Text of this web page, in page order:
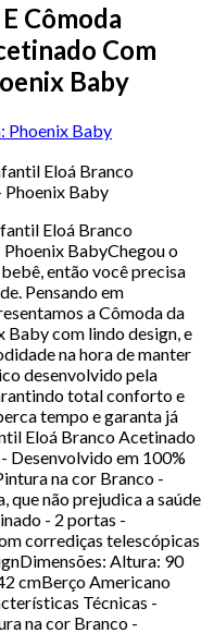
Cômoda
Com
Baby
Phoenix Baby
Eloá Branco
Baby
Eloá Branco
BabyChegou o
então você precisa
Pensando em
a Cômoda da
Baby com lindo design, e
na hora de manter
desenvolvido pela
total conforto e
tempo e garanta já
Eloá Branco Acetinado
Desenvolvido em 100%
na cor Branco -
que não prejudica a saúde
- 2 portas -
corrediças telescópicas
Altura: 90
cmBerço Americano
Técnicas -
na cor Branco -